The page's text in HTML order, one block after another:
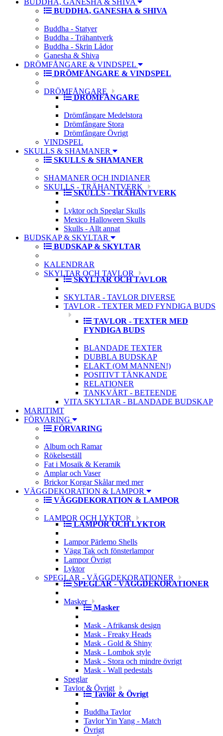
BUDDHA, GANESHA & SHIVA
BUDDHA, GANESHA & SHIVA
Buddha - Statyer
Buddha - Trähantverk
Buddha - Skrin Lådor
Ganesha & Shiva
DRÖMFÅNGARE & VINDSPEL
DRÖMFÅNGARE & VINDSPEL
DRÖMFÅNGARE
DRÖMFÅNGARE
Drömfångare Medelstora
Drömfångare Stora
Drömfångare Övrigt
VINDSPEL
SKULLS & SHAMANER
SKULLS & SHAMANER
SHAMANER OCH INDIANER
SKULLS - TRÄHANTVERK
SKULLS - TRÄHANTVERK
Lyktor och Speglar Skulls
Mexico Halloween Skulls
Skulls - Allt annat
BUDSKAP & SKYLTAR
BUDSKAP & SKYLTAR
KALENDRAR
SKYLTAR OCH TAVLOR
SKYLTAR OCH TAVLOR
SKYLTAR - TAVLOR DIVERSE
TAVLOR - TEXTER MED FYNDIGA BUDS
TAVLOR - TEXTER MED
FYNDIGA BUDS
BLANDADE TEXTER
DUBBLA BUDSKAP
ELAKT (OM MANNEN!)
POSITIVT TÄNKANDE
RELATIONER
TANKVÄRT - BETEENDE
VITA SKYLTAR - BLANDADE BUDSKAP
MARITIMT
FÖRVARING
FÖRVARING
Album och Ramar
Rökelseställ
Fat i Mosaik & Keramik
Amplar och Vaser
Brickor Korgar Skålar med mer
VÄGGDEKORATION & LAMPOR
VÄGGDEKORATION & LAMPOR
LAMPOR OCH LYKTOR
LAMPOR OCH LYKTOR
Lampor Pärlemo Shells
Vägg Tak och fönsterlampor
Lampor Övrigt
Lyktor
SPEGLAR - VÄGGDEKORATIONER
SPEGLAR - VÄGGDEKORATIONER
Masker
Masker
Mask - Afrikansk design
Mask - Freaky Heads
Mask - Gold & Shiny
Mask - Lombok style
Mask - Stora och mindre övrigt
Mask - Wall pedestals
Speglar
Tavlor & Övrigt
Tavlor & Övrigt
Buddha Tavlor
Tavlor Yin Yang - Match
Övrigt